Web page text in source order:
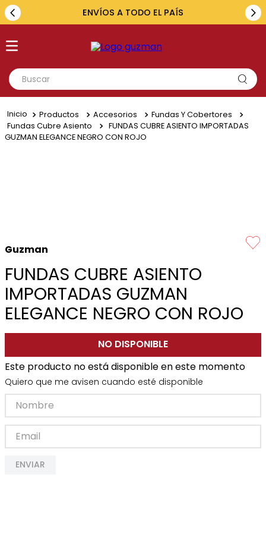
ENVÍOS A TODO EL PAÍS
Buscar
1.
toyota
Productos Accesorios
Fundas Y Cobertores
Fundas Cubre Asiento
FUNDAS CUBRE ASIENTO IMPORTADAS
GUZMAN ELEGANCE NEGRO CON ROJO
Guzman
FUNDAS CUBRE ASIENTO
IMPORTADAS GUZMAN
ELEGANCE NEGRO CON ROJO
NO DISPONIBLE
Este producto no está disponible en este momento
Quiero que me avisen cuando esté disponible
ENVIAR